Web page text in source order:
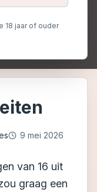
18 jaar of ouder
9 mei 2026
van 16 uit
graag een